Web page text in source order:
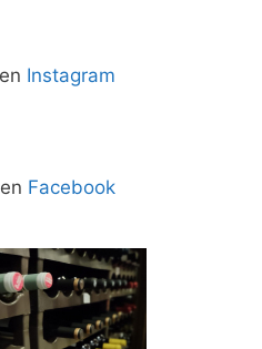
Instagram
Facebook